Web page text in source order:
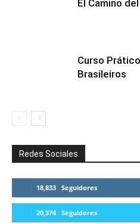
El Camino
Curso
Brasileiros
Redes Sociales
18,833 Seguidores
20,374 Seguidores